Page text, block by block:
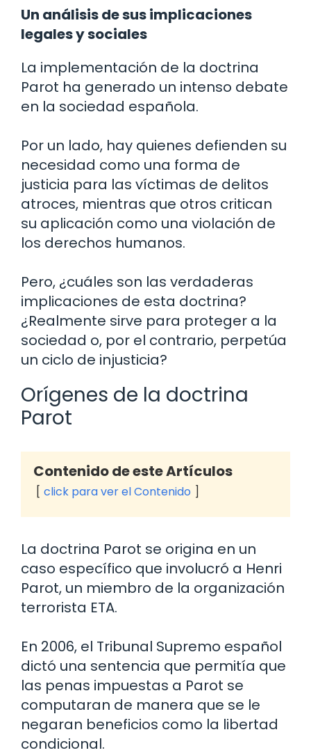
Un análisis de sus implicaciones
legales y sociales
La implementación de la doctrina
Parot ha generado un intenso debate
en la sociedad española.
Por un lado, hay quienes defienden su
necesidad como una forma de
justicia para las víctimas de delitos
atroces, mientras que otros critican
su aplicación como una violación de
los derechos humanos.
Pero, ¿cuáles son las verdaderas
implicaciones de esta doctrina?
¿Realmente sirve para proteger a la
sociedad o, por el contrario, perpetúa
un ciclo de injusticia?
Orígenes de la doctrina
Parot
Contenido de este Artículos
click para ver el Contenido
La doctrina Parot se origina en un
caso específico que involucró a Henri
Parot, un miembro de la organización
terrorista ETA.
En 2006, el Tribunal Supremo español
dictó una sentencia que permitía que
las penas impuestas a Parot se
computaran de manera que se le
negaran beneficios como la libertad
condicional.